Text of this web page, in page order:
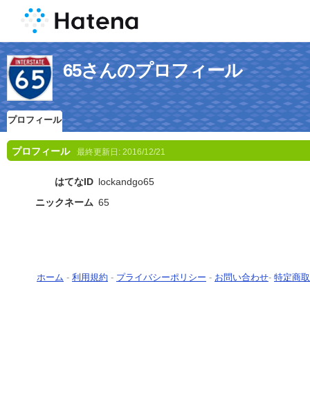
65さんのプロフィール
プロフィール
プロフィール 最終更新日: 2016/12/21
はてなID lockandgo65
ニックネーム 65
ホーム - 利用規約 - プライバシーポリシー - お問い合わせ- 特定商